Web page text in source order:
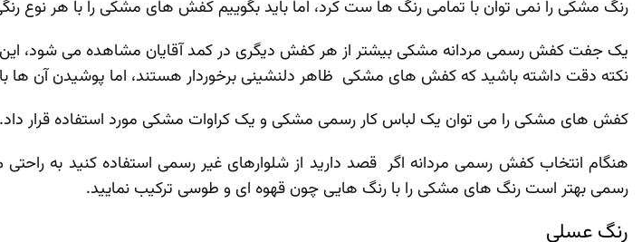
رنگ مشکی را نمی توان با تمامی رنگ ها ست کرد، اما باید بگوییم کفش ‌های مشکی را با هر نوع
یک جفت کفش رسمی مردانه مشکی بیشتر از هر کفش دیگری در کمد آقایان مشاهده می‌ شود، این
نکته دقت داشته باشید که کفش ‌های مشکی ظاهر دلنشینی برخوردار هستند، اما پوشیدن آن‌ ها
کفش ‌های مشکی را می توان یک لباس کار رسمی مشکی و یک کراوات مشکی مورد استفاده قرار
هنگام انتخاب کفش رسمی مردانه اگر قصد دارید از شلوارهای غیر رسمی استفاده کنید به
رسمی بهتر است رنگ‌ های مشکی را با رنگ‌ هایی چون قهوه‌ ای و طوسی ترکیب نمایید.
رنگ عسلی